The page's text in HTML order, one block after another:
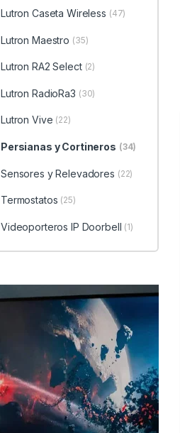
Lutron Caseta Wireless (47)
Lutron Maestro (35)
Lutron RA2 Select (2)
Lutron RadioRa3 (30)
Lutron Vive (22)
Persianas y Cortineros (34)
Sensores y Relevadores (22)
Termostatos (25)
Videoporteros IP Doorbell (1)